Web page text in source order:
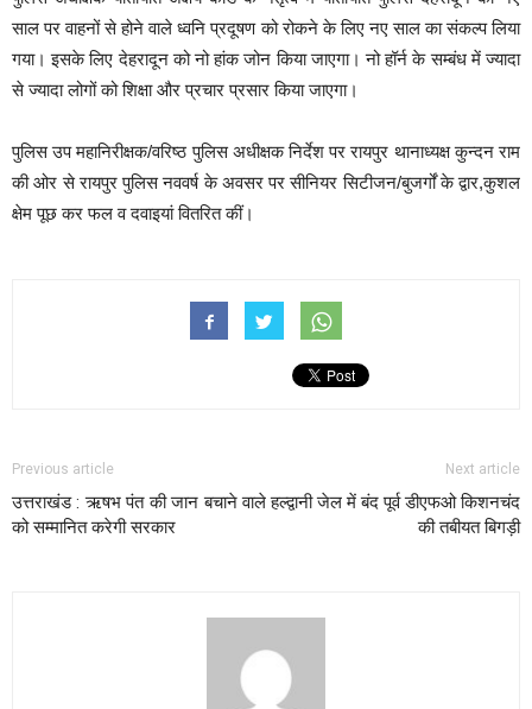
साल पर वाहनों से होने वाले ध्वनि प्रदूषण को रोकने के लिए नए साल का संकल्प लिया
गया। इसके लिए देहरादून को नो हांक जोन किया जाएगा। नो हॉर्न के सम्बंध में ज्यादा
से ज्यादा लोगों को शिक्षा और प्रचार प्रसार किया जाएगा।
पुलिस उप महानिरीक्षक/वरिष्ठ पुलिस अधीक्षक निर्देश पर रायपुर थानाध्यक्ष कुन्दन राम
की ओर से रायपुर पुलिस नववर्ष के अवसर पर सीनियर सिटीजन/बुजर्गों के द्वार,कुशल
क्षेम पूछ कर फल व दवाइयां वितरित कीं।
Previous article
उत्तराखंड : ऋषभ पंत की जान बचाने वाले
को सम्मानित करेगी सरकार
Next article
हल्द्वानी जेल में बंद पूर्व डीएफओ किशनचंद
की तबीयत बिगड़ी